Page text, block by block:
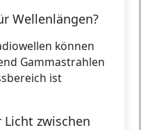
Wellenlängen?
können
Gammastrahlen
ist
zwischen